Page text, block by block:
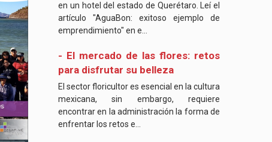
en un hotel del estado de Querétaro. Leí el
artículo "AguaBon: exitoso ejemplo de
emprendimiento" en e...
- El mercado de las flores: retos
para disfrutar su belleza
El sector floricultor es esencial en la cultura
mexicana, sin embargo, requiere
encontrar en la administración la forma de
enfrentar los retos e...